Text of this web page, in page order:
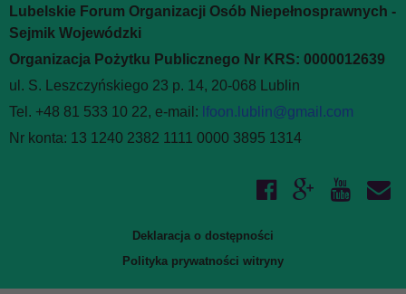
Lubelskie Forum Organizacji Osób Niepełnosprawnych -
Sejmik Wojewódzki
Organizacja Pożytku Publicznego Nr KRS: 0000012639
ul. S. Leszczyńskiego 23 p. 14, 20-068 Lublin
Tel. +48 81 533 10 22, e-mail: lfoon.lublin@gmail.com
Nr konta: 13 1240 2382 1111 0000 3895 1314
Deklaracja o dostępności
Polityka prywatności witryny